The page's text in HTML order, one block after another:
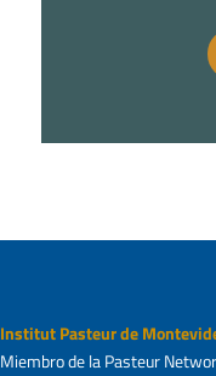
Institut Pasteur de
Miembro de la Pasteur